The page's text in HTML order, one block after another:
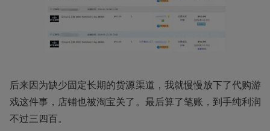
后来因为缺少固定长期的货源渠道，我就慢慢放下了代购游
戏这件事，店铺也被淘宝关了。最后算了笔账，到手纯利润
不过三四百。